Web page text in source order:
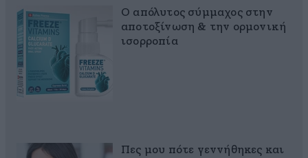
Ο απόλυτος σύμμαχος στην
αποτοξίνωση & την ορμονική
ισορροπία
Πες μου πότε γεννήθηκες και